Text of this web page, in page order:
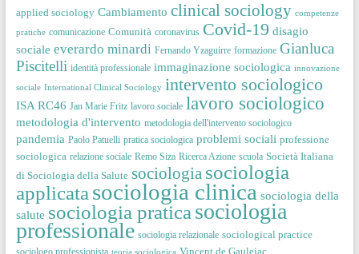
applied sociology Cambiamento clinical sociology competenze
pratiche comunicazione Comunità coronavirus Covid-19 disagio
sociale everardo minardi Fernando Yzaguirre formazione Gianluca
Piscitelli identità professionale immaginazione sociologica innovazione
sociale International Clinical Sociology intervento sociologico
ISA RC46 Jan Marie Fritz lavoro sociale lavoro sociologico
metodologia d'intervento metodologia dell'intervento sociologico
pandemia Paolo Patuelli pratica sociologica problemi sociali professione
sociologica relazione sociale Remo Siza Ricerca Azione scuola Società Italiana
di Sociologia della Salute sociologia sociologia
applicata sociologia clinica sociologia della
salute sociologia pratica sociologia
professionale sociologia relazionale sociological practice
sociologo professionista teoria sociologica Vincent de Gaulejac